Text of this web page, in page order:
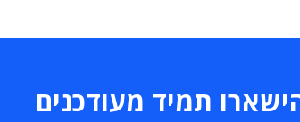
תמיד מעודכנים